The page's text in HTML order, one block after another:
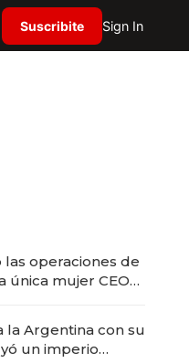
Suscribite Sign In
operaciones de
única mujer CEO
la Argentina con su
un imperio